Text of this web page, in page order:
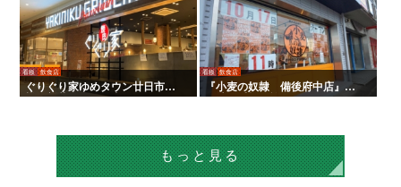
看板 飲食店
ぐりぐり家ゆめタウン廿日市店
様 新装サイン工事
看板 飲食店
『小麦の奴隷 備後府中店』様
の壁面看板の施工を行いまし
もっと見る